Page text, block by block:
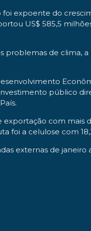
expoente do
US$ 585,5
de clima,
público
com
a celulose com
externas de janeiro